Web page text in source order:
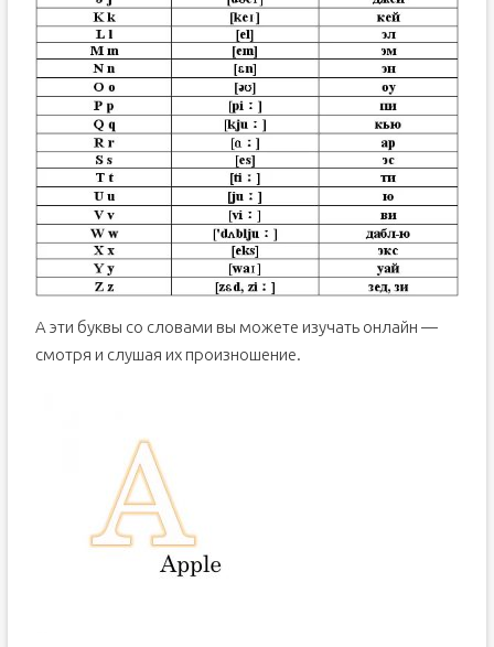
А эти буквы со словами вы можете изучать онлайн —
смотря и слушая их произношение.